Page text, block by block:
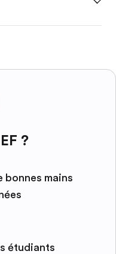
?
bonnes mains
étudiants